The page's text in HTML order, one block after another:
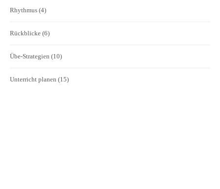
Rhythmus (4)
Rückblicke (6)
Übe-Strategien (10)
Unterricht planen (15)